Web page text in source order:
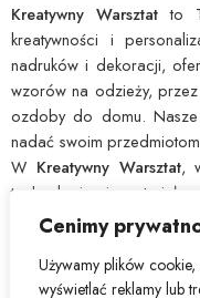
Cenimy
Używamy plików
wyświetlać reklamy lub
Kreatywny Warsztat to
kreatywności i
nadruków i dekoracji,
wzorów na odzieży,
ozdoby do domu.
nadać swoim
W Kreatywny Warsztat,
technologie i materiały
zagwarantować
narzędzia, byś mógł
swoje pomysły.